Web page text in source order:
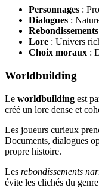
Personnages :
Dialogues :
Rebondissements
Lore : Univers
Choix moraux :
Worldbuilding
Le worldbuilding est
créé un lore dense et
Les joueurs curieux
Documents, dialogues
propre histoire.
Les rebondissements
évite les clichés du